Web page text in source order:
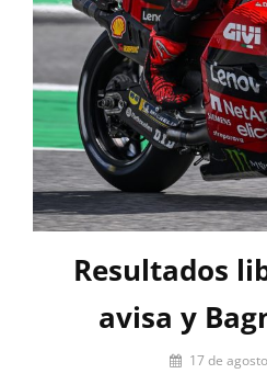
Resultados
avisa y
Por 17 de